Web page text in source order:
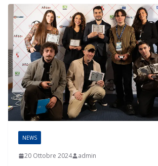
NEWS
20 Ottobre 2024 admin